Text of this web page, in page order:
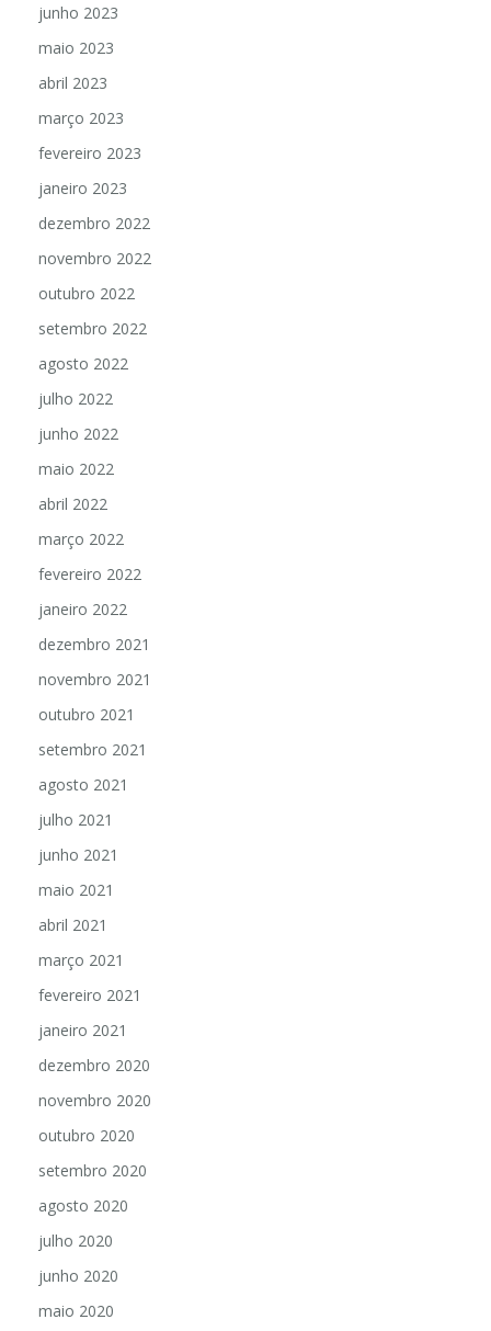
junho 2023
maio 2023
abril 2023
março 2023
fevereiro 2023
janeiro 2023
dezembro 2022
novembro 2022
outubro 2022
setembro 2022
agosto 2022
julho 2022
junho 2022
maio 2022
abril 2022
março 2022
fevereiro 2022
janeiro 2022
dezembro 2021
novembro 2021
outubro 2021
setembro 2021
agosto 2021
julho 2021
junho 2021
maio 2021
abril 2021
março 2021
fevereiro 2021
janeiro 2021
dezembro 2020
novembro 2020
outubro 2020
setembro 2020
agosto 2020
julho 2020
junho 2020
maio 2020